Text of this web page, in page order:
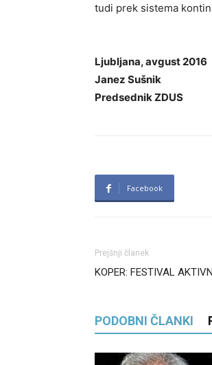
tudi prek sistema
Ljubljana, avgust 2016
Janez Sušnik
Predsednik ZDUS
Facebook
Prejšnji članek
KOPER: FESTIVAL
PODOBNI ČLANKI